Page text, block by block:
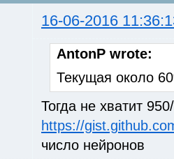
16-06-2016
AntonP wrote:
Текущая около
Тогда не хватит
https://
число нейронов